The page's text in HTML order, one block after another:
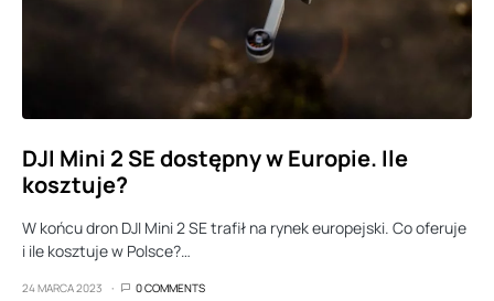
DJI Mini 2 SE dostępny w Europie. Ile
kosztuje?
W końcu dron DJI Mini 2 SE trafił na rynek europejski. Co oferuje
i ile kosztuje w Polsce?…
24 MARCA 2023 0 COMMENTS